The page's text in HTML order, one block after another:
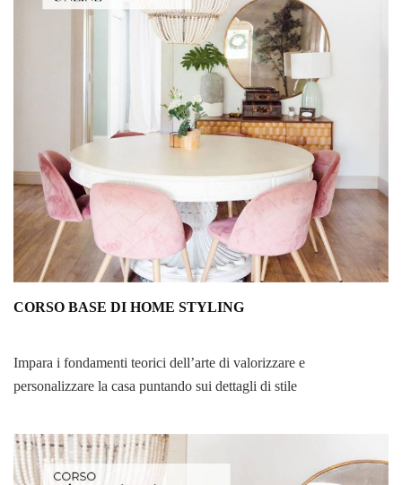
CORSO BASE DI HOME STYLING
Impara i fondamenti teorici dell’arte di valorizzare e
personalizzare la casa puntando sui dettagli di stile